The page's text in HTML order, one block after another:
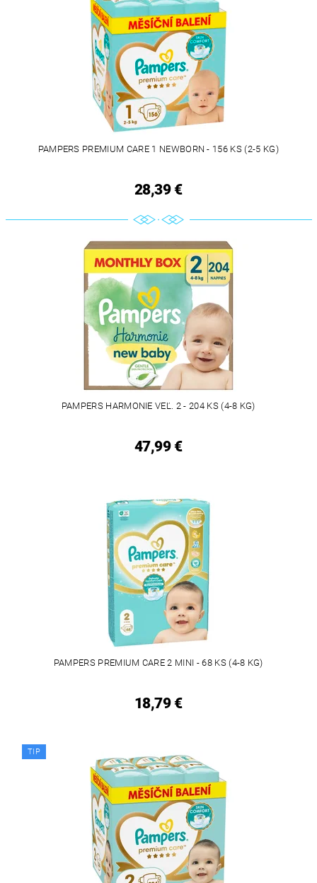
PAMPERS PREMIUM CARE 1 NEWBORN - 156 KS (2-5 KG)
28,39 €
PAMPERS HARMONIE VEĽ. 2 - 204 KS (4-8 KG)
47,99 €
PAMPERS PREMIUM CARE 2 MINI - 68 KS (4-8 KG)
18,79 €
TIP